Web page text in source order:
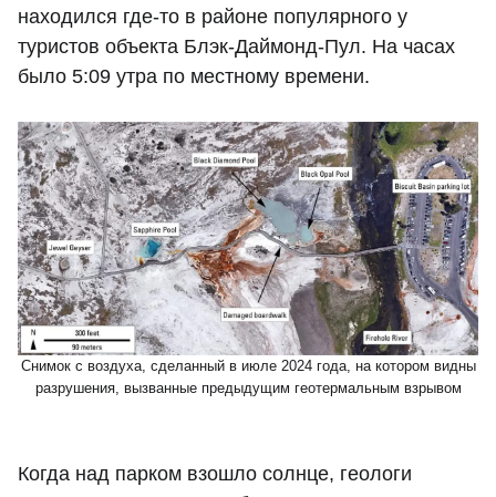
находился где-то в районе популярного у
туристов объекта Блэк-Даймонд-Пул. На часах
было 5:09 утра по местному времени.
Снимок с воздуха, сделанный в июле 2024 года, на котором видны
разрушения, вызванные предыдущим геотермальным взрывом
Когда над парком взошло солнце, геологи